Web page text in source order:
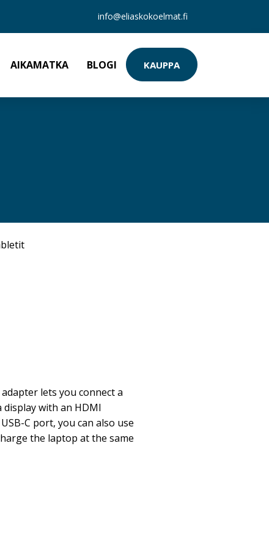
info@eliaskokoelmat.fi
AIKAMATKA BLOGI KAUPPA
lets you connect a
with an HDMI
C port, you can also use
the laptop at the same